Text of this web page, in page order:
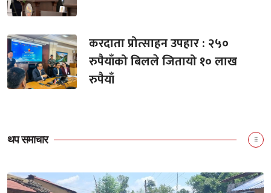
करदाता प्रोत्साहन उपहार : २५०
रुपैयाँको बिलले जितायो १० लाख
रुपैयाँ
थप समाचार